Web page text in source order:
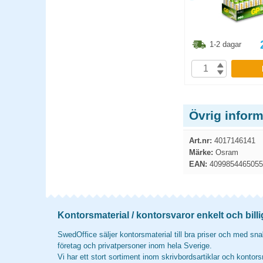
1-2 dagar
Övrig
Art.nr: 4017146141
Märke: Osram
EAN: 4099854465055
Kontorsmaterial / kontorsvaror enkelt och
SwedOffice säljer kontorsmaterial till bra priser och med
företag och privatpersoner inom hela Sverige.
Vi har ett stort sortiment inom skrivbordsartiklar och